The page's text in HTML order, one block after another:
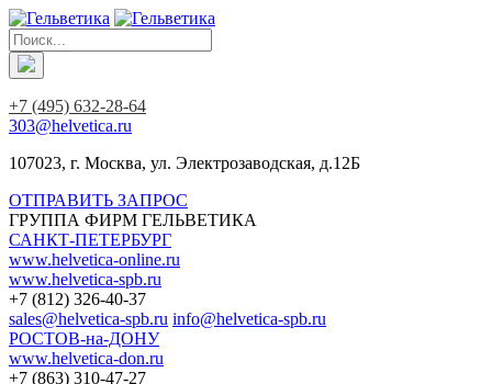
+7 (495) 632-28-64
303@helvetica.ru
107023, г. Москва, ул. Электрозаводская, д.12Б
ОТПРАВИТЬ ЗАПРОС
ГРУППА ФИРМ ГЕЛЬВЕТИКА
САНКТ-ПЕТЕРБУРГ
www.helvetica-online.ru
www.helvetica-spb.ru
+7 (812) 326-40-37
sales@helvetica-spb.ru info@helvetica-spb.ru
РОСТОВ-на-ДОНУ
www.helvetica-don.ru
+7 (863) 310-47-27